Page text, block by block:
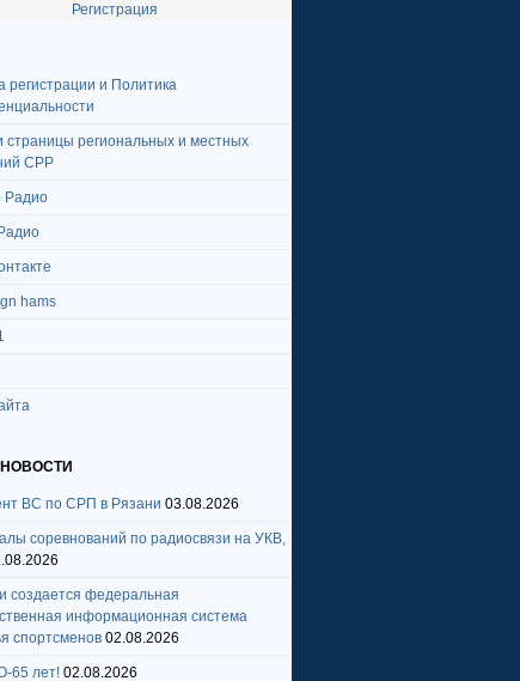
Регистрация
регистрации и Политика
страницы региональных и местных
СРР
Радио
hams
ВС по СРП в Рязани 03.08.2026
соревнований по радиосвязи на УКВ,
создается федеральная
информационная система
спортсменов 02.08.2026
65 лет! 02.08.2026